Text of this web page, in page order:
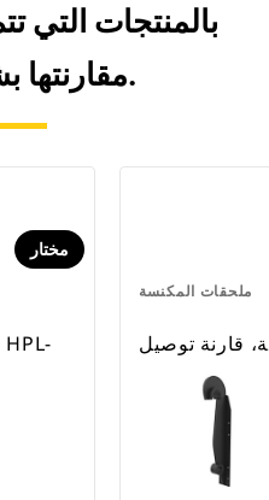
مقارنتها بشكل متكرر.
مختار
ملحقات المكنسة